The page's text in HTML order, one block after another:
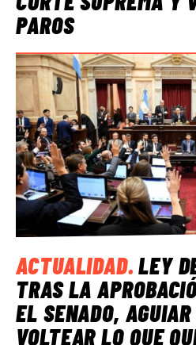
PAROS
ACTUALIDAD.LEY
TRAS LA
EL SENADO,
VOLTEAR LO QUE